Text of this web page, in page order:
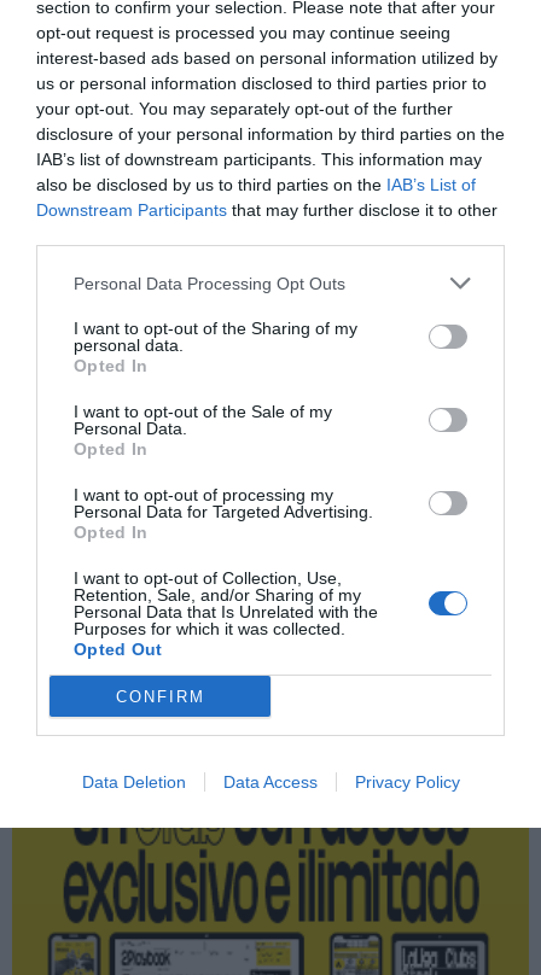
section to confirm your selection. Please note that after your
opt-out request is processed you may continue seeing
interest-based ads based on personal information utilized by
us or personal information disclosed to third parties prior to
your opt-out. You may separately opt-out of the further
disclosure of your personal information by third parties on the
IAB’s list of downstream participants. This information may
also be disclosed by us to third parties on the IAB’s List of
Downstream Participants that may further disclose it to other
Personal Data Processing Opt Outs
I want to opt-out of the Sharing of my
personal data.
Opted In
I want to opt-out of the Sale of my
Personal Data.
Opted In
I want to opt-out of processing my
Personal Data for Targeted Advertising.
Opted In
I want to opt-out of Collection, Use,
Retention, Sale, and/or Sharing of my
Personal Data that Is Unrelated with the
Purposes for which it was collected.
Opted Out
CONFIRM
Data Deletion Data Access Privacy Policy
Índex2P
Fanatics
principales contratos de patrocinio cerrados en España,
Europa y Norteamérica en los últimos 30 días y una
entrevista con directores/as de las principales
marcas.Aquí puedes apuntarte gratis.
Añadir 2Playbookcomo fuente preferida de Google
de forma gratuita
Mantente informado con las últimas noticias de actualidad.
ACTIVAR AHORA
Publicidad
2Playbook Club